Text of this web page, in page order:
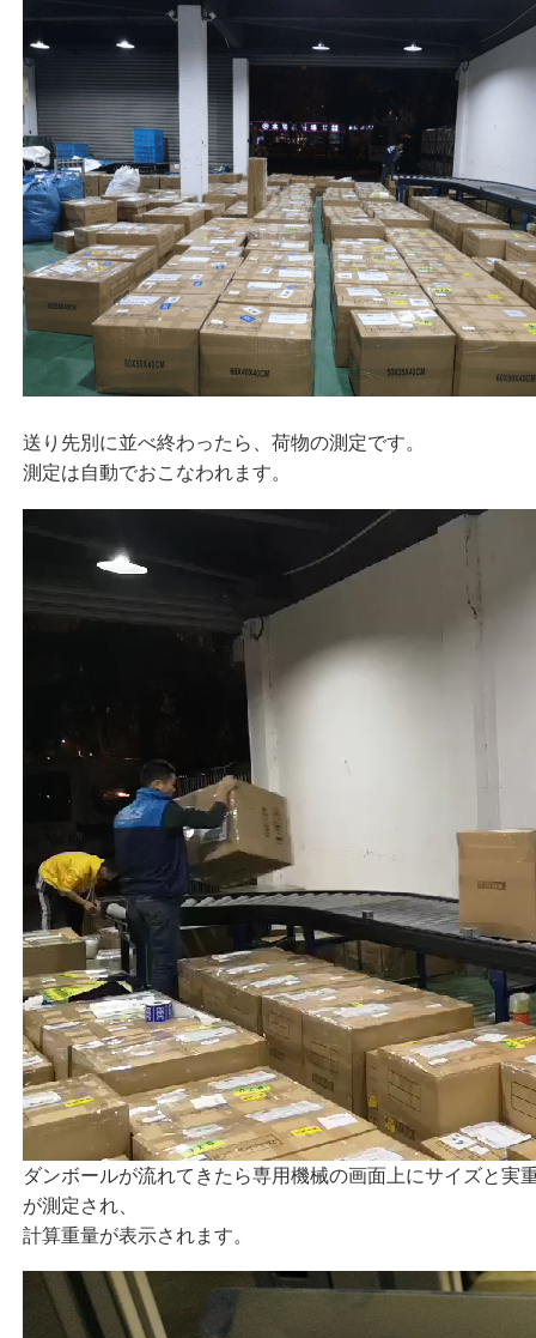
送り先別に並べ終わったら、荷物の測定です。
測定は自動でおこなわれます。
レ
ダンボールが流れてきたら専用機械の画面上にサイズと実
が測定され、
計算重量が表示されます。